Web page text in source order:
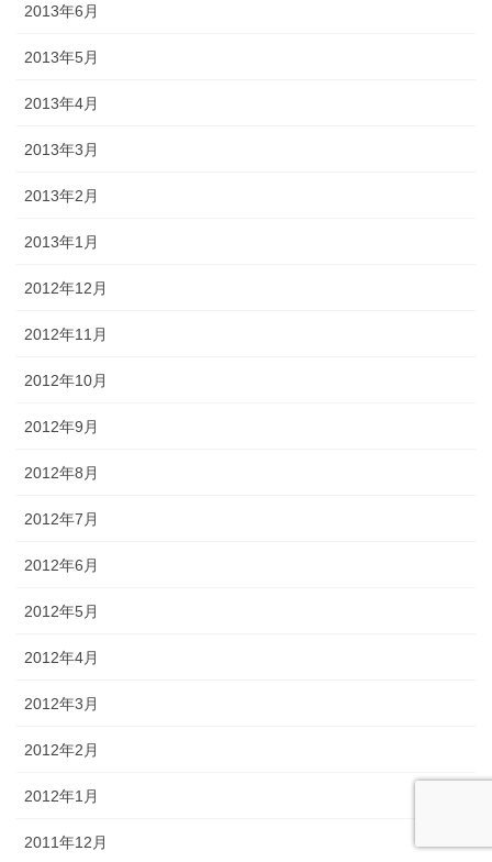
2013年6月
2013年5月
2013年4月
2013年3月
2013年2月
2013年1月
2012年12月
2012年11月
2012年10月
2012年9月
2012年8月
2012年7月
2012年6月
2012年5月
2012年4月
2012年3月
2012年2月
2012年1月
2011年12月